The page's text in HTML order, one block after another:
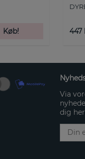
Køb! 447
Via
dig